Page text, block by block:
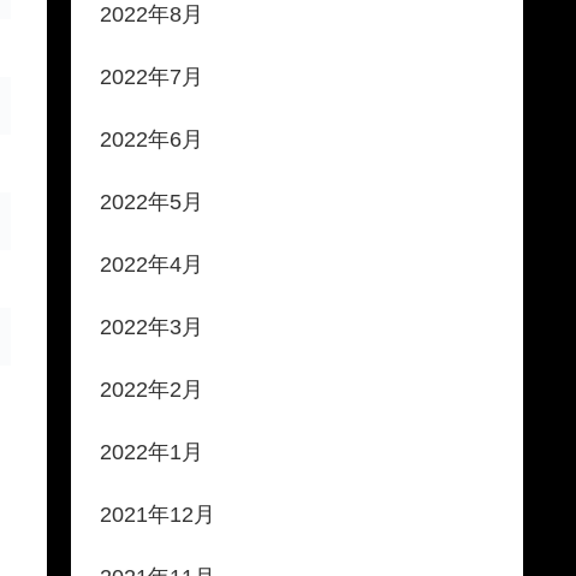
2022年8月
2022年7月
2022年6月
2022年5月
2022年4月
2022年3月
2022年2月
2022年1月
2021年12月